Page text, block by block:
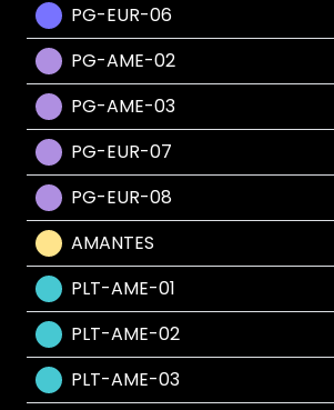
PG-EUR-06
PG-AME-02
PG-AME-03
PG-EUR-07
PG-EUR-08
AMANTES
PLT-AME-01
PLT-AME-02
PLT-AME-03